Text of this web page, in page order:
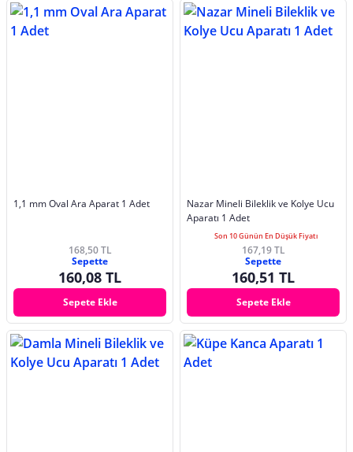
1,1 mm Oval Ara Aparat 1 Adet
168,50 TL
Sepette
160,08 TL
Sepete Ekle
Nazar Mineli Bileklik ve Kolye Ucu
Aparatı 1 Adet
Son 10 Günün En Düşük Fiyatı
167,19 TL
Sepette
160,51 TL
Sepete Ekle